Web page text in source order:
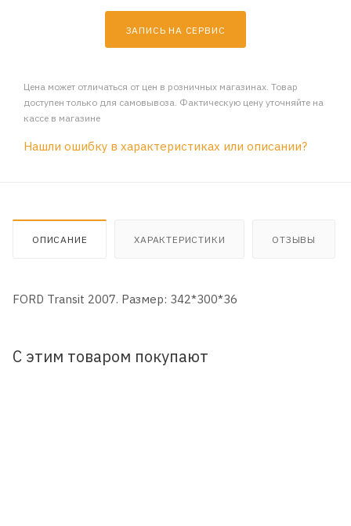
ЗАПИСЬ НА СЕРВИС
Цена может отличаться от цен в розничных магазинах. Товар
доступен только для самовывоза. Фактическую цену уточняйте на
кассе в магазине
Нашли ошибку в характеристиках или описании?
ОПИСАНИЕ ХАРАКТЕРИСТИКИ ОТЗЫВЫ
FORD Transit 2007. Размер: 342*300*36
С этим товаром покупают